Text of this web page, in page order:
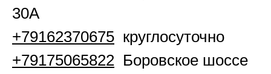
30А
+79162370675 круглосуточно
+79175065822 Боровское шоссе